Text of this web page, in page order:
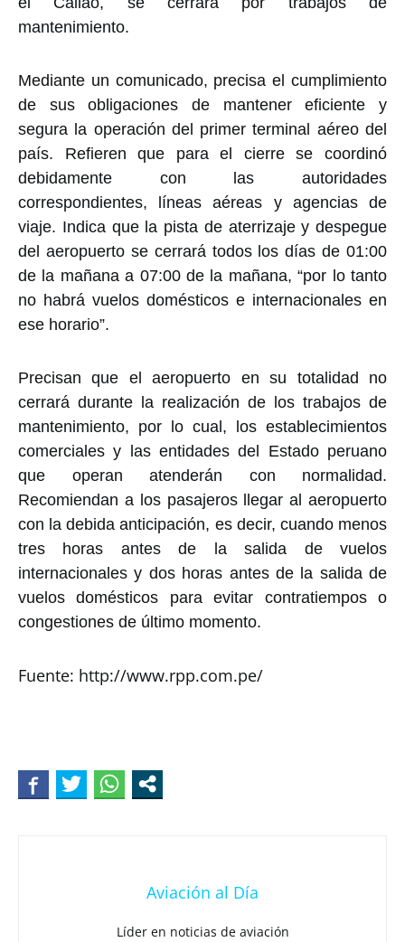
mantenimiento.
Mediante un comunicado, precisa el cumplimiento
de sus obligaciones de mantener eficiente y
segura la operación del primer terminal aéreo del
país. Refieren que para el cierre se coordinó
debidamente con las autoridades
correspondientes, líneas aéreas y agencias de
viaje. Indica que la pista de aterrizaje y despegue
del aeropuerto se cerrará todos los días de 01:00
de la mañana a 07:00 de la mañana, “por lo tanto
no habrá vuelos domésticos e internacionales en
ese horario”.
Precisan que el aeropuerto en su totalidad no
cerrará durante la realización de los trabajos de
mantenimiento, por lo cual, los establecimientos
comerciales y las entidades del Estado peruano
que operan atenderán con normalidad.
Recomiendan a los pasajeros llegar al aeropuerto
con la debida anticipación, es decir, cuando menos
tres horas antes de la salida de vuelos
internacionales y dos horas antes de la salida de
vuelos domésticos para evitar contratiempos o
congestiones de último momento.
Fuente: http://www.rpp.com.pe/
Aviación al Día
Líder en noticias de aviación